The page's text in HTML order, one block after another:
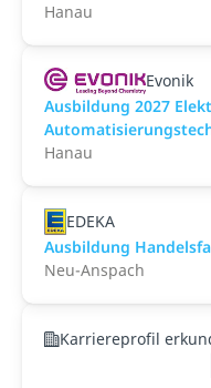
Hanau
Evonik
Ausbildung 2027
Hanau
EDEKA
Ausbildung
Neu-Anspach
Karriereprofil